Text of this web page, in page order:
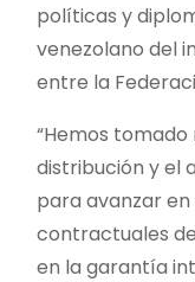
políticas y
venezolano del
entre la
“Hemos
distribución y el
para avanzar
contractuales
en la garantía